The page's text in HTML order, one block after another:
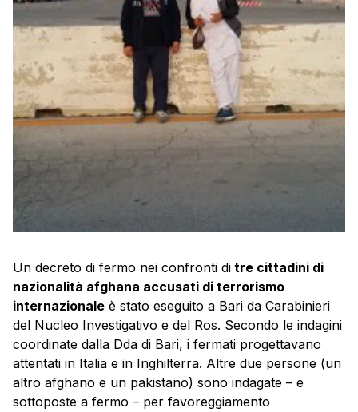
Un decreto di fermo nei confronti di tre cittadini di
nazionalità afghana accusati di terrorismo
internazionale è stato eseguito a Bari da Carabinieri
del Nucleo Investigativo e del Ros. Secondo le indagini
coordinate dalla Dda di Bari, i fermati progettavano
attentati in Italia e in Inghilterra. Altre due persone (un
altro afghano e un pakistano) sono indagate – e
sottoposte a fermo – per favoreggiamento